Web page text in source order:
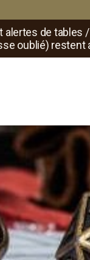
de
oublié) restent